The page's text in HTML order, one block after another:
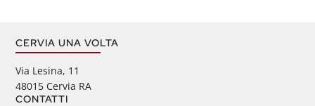
CERVIA UNA VOLTA
Via Lesina, 11
48015 Cervia RA
CONTATTI